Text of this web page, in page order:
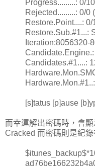
Progress.........: 0/
Rejected.........: 0/0
Restore.Point....:
Restore.Sub.#1...:
Iteration:8056320-
Candidates.#1....:
[s]tatus [p]ause
而幸運解出密碼時，會
Cracked 而密碼則是紀